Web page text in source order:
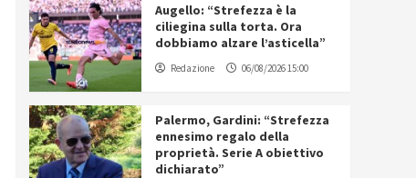
Augello: “Strefezza è la
ciliegina sulla torta. Ora
dobbiamo alzare l’asticella”
Redazione 06/08/2026 15:00
Palermo, Gardini: “Strefezza
ennesimo regalo della
proprietà. Serie A obiettivo
dichiarato”